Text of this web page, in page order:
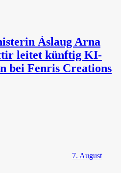
Áslaug Arna
leitet künftig KI-
bei Fenris Creations
7. August